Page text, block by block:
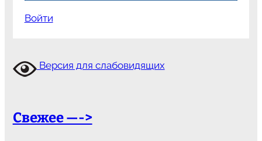
Войти
Версия для слабовидящих
Свежее —->